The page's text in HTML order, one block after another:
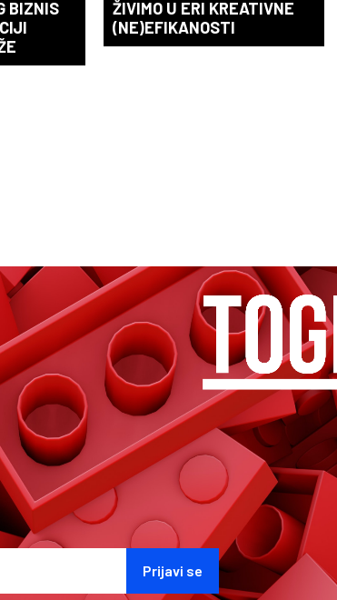
BIZNIS
ŽIVIMO U ERI KREATIVNE
(NE)EFIKANOSTI